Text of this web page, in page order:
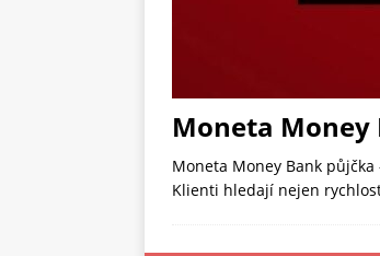
Moneta Money
Moneta Money Bank
Klienti hledají nejen